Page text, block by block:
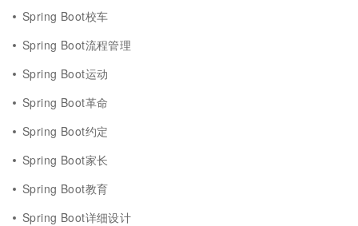
Spring Boot校车
Spring Boot流程管理
Spring Boot运动
Spring Boot革命
Spring Boot约定
Spring Boot家长
Spring Boot教育
Spring Boot详细设计